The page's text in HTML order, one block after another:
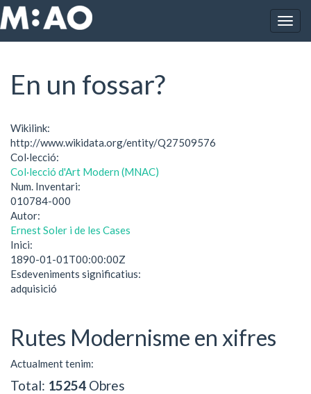
Vés al contingut
Inici En un fossar?
En un fossar?
Wikilink:
http://www.wikidata.org/entity/Q27509576
Col·lecció:
Col·lecció d'Art Modern (MNAC)
Num. Inventari:
010784-000
Autor:
Ernest Soler i de les Cases
Inici:
1890-01-01T00:00:00Z
Esdeveniments significatius:
adquisició
Rutes Modernisme en xifres
Actualment tenim:
Total: 15254 Obres